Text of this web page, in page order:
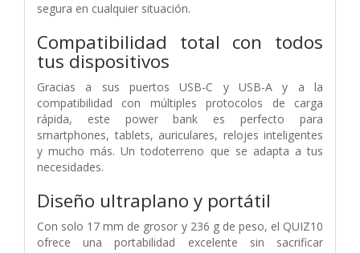
segura en cualquier situación.
Compatibilidad total con todos
tus dispositivos
Gracias a sus puertos USB-C y USB-A y a la
compatibilidad con múltiples protocolos de carga
rápida, este power bank es perfecto para
smartphones, tablets, auriculares, relojes inteligentes
y mucho más. Un todoterreno que se adapta a tus
necesidades.
Diseño ultraplano y portátil
Con solo 17 mm de grosor y 236 g de peso, el QUIZ10
ofrece una portabilidad excelente sin sacrificar